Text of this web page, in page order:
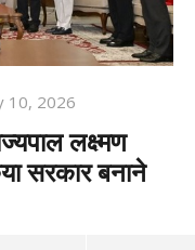
10, 2026
लक्ष्मण
सरकार बनाने